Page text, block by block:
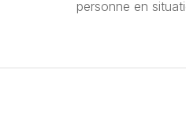
personne en